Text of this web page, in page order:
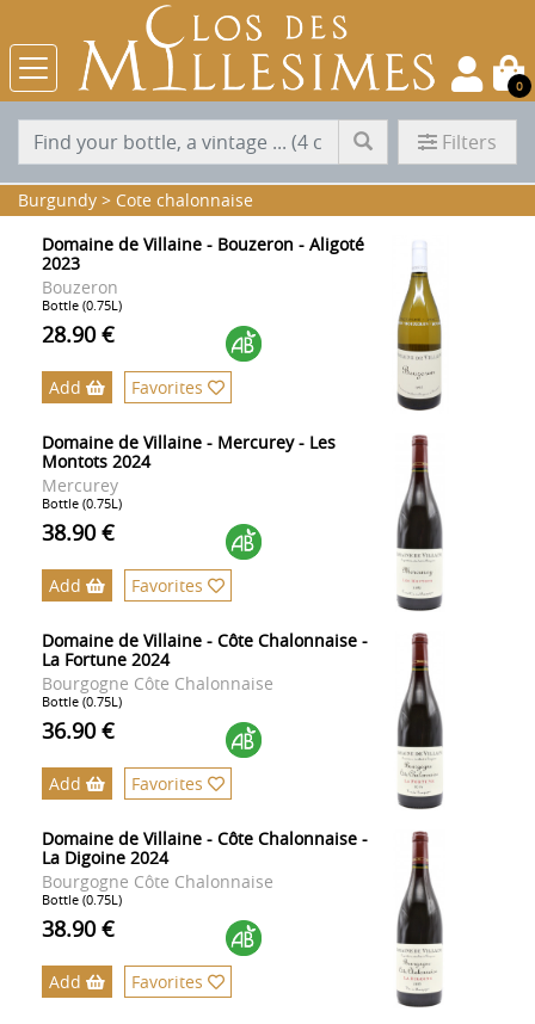
0
Filters
Burgundy > Cote chalonnaise
Domaine de Villaine - Bouzeron - Aligoté
2023
Bouzeron
Bottle (0.75L)
28.90 €
Add Favorites
Domaine de Villaine - Mercurey - Les
Montots 2024
Mercurey
Bottle (0.75L)
38.90 €
Add Favorites
Domaine de Villaine - Côte Chalonnaise -
La Fortune 2024
Bourgogne Côte Chalonnaise
Bottle (0.75L)
36.90 €
Add Favorites
Domaine de Villaine - Côte Chalonnaise -
La Digoine 2024
Bourgogne Côte Chalonnaise
Bottle (0.75L)
38.90 €
Add Favorites